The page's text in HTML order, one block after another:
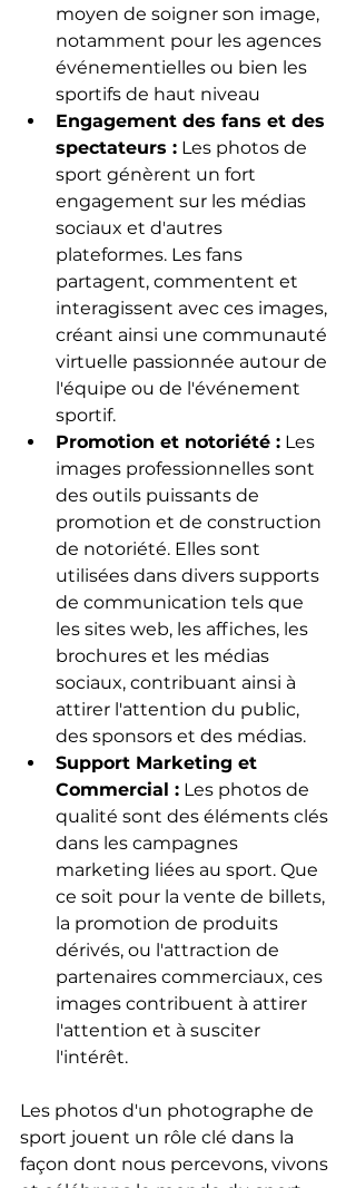
moyen de soigner son image,
notamment pour les agences
événementielles ou bien les
sportifs de haut niveau
Engagement des fans et des
spectateurs : Les photos de
sport génèrent un fort
engagement sur les médias
sociaux et d'autres
plateformes. Les fans
partagent, commentent et
interagissent avec ces images,
créant ainsi une communauté
virtuelle passionnée autour de
l'équipe ou de l'événement
sportif.
Promotion et notoriété : Les
images professionnelles sont
des outils puissants de
promotion et de construction
de notoriété. Elles sont
utilisées dans divers supports
de communication tels que
les sites web, les affiches, les
brochures et les médias
sociaux, contribuant ainsi à
attirer l'attention du public,
des sponsors et des médias.
Support Marketing et
Commercial : Les photos de
qualité sont des éléments clés
dans les campagnes
marketing liées au sport. Que
ce soit pour la vente de billets,
la promotion de produits
dérivés, ou l'attraction de
partenaires commerciaux, ces
images contribuent à attirer
l'attention et à susciter
l'intérêt.
Les photos d'un photographe de
sport jouent un rôle clé dans la
façon dont nous percevons, vivons